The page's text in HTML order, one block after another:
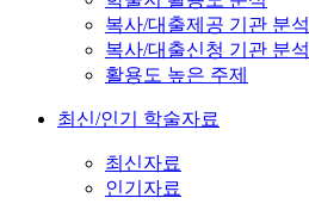
복사/대출제공 기관 분석
복사/대출신청 기관 분석
활용도 높은 주제
최신/인기 학술자료
최신자료
인기자료